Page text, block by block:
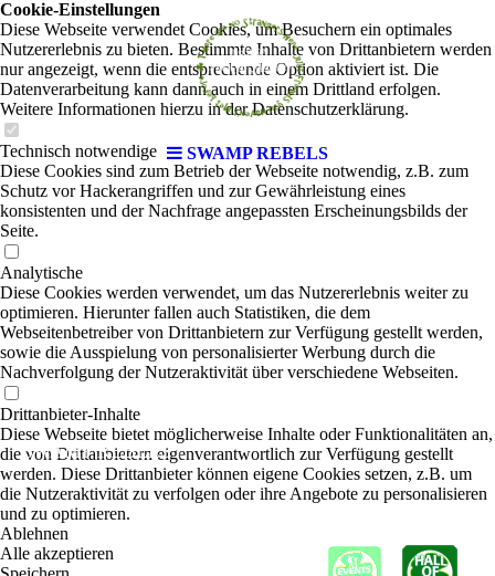
SWAMP REBELS
SWAMP REBELS|
Cookie-Einstellungen
Diese Webseite verwendet Cookies, um Besuchern ein optimales
Nutzererlebnis zu bieten. Bestimmte Inhalte von Drittanbietern werden
nur angezeigt, wenn die entsprechende Option aktiviert ist. Die
Datenverarbeitung kann dann auch in einem Drittland erfolgen.
Weitere Informationen hierzu in der Datenschutzerklärung.
Technisch notwendige
Diese Cookies sind zum Betrieb der Webseite notwendig, z.B. zum
Schutz vor Hackerangriffen und zur Gewährleistung eines
konsistenten und der Nachfrage angepassten Erscheinungsbilds der
Seite.
Analytische
Diese Cookies werden verwendet, um das Nutzererlebnis weiter zu
optimieren. Hierunter fallen auch Statistiken, die dem
Webseitenbetreiber von Drittanbietern zur Verfügung gestellt werden,
sowie die Ausspielung von personalisierter Werbung durch die
Nachverfolgung der Nutzeraktivität über verschiedene Webseiten.
Drittanbieter-Inhalte
Diese Webseite bietet möglicherweise Inhalte oder Funktionalitäten an,
die von Drittanbietern eigenverantwortlich zur Verfügung gestellt
werden. Diese Drittanbieter können eigene Cookies setzen, z.B. um
die Nutzeraktivität zu verfolgen oder ihre Angebote zu personalisieren
und zu optimieren.
Ablehnen
Alle akzeptieren